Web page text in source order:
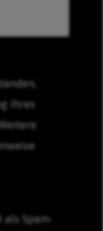
Ihres
Spam-